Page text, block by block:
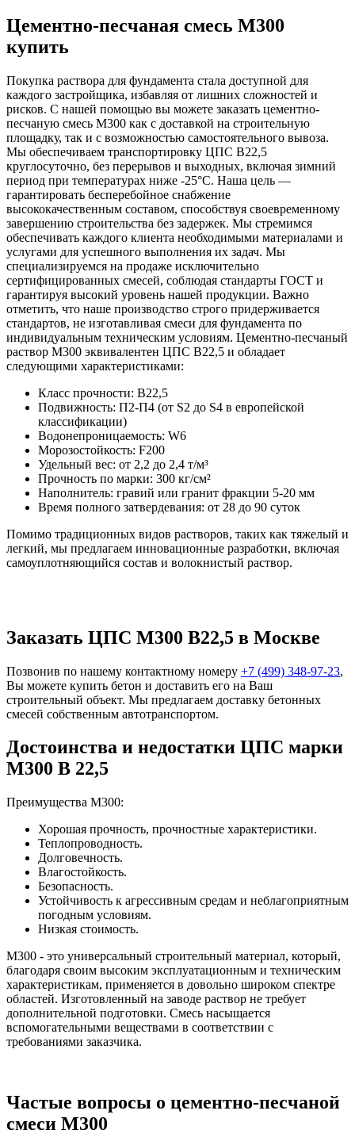
Цементно-песчаная смесь М300
купить
Покупка раствора для фундамента стала доступной для
каждого застройщика, избавляя от лишних сложностей и
рисков. С нашей помощью вы можете заказать цементно-
песчаную смесь М300 как с доставкой на строительную
площадку, так и с возможностью самостоятельного вывоза.
Мы обеспечиваем транспортировку ЦПС В22,5
круглосуточно, без перерывов и выходных, включая зимний
период при температурах ниже -25°C. Наша цель —
гарантировать бесперебойное снабжение
высококачественным составом, способствуя своевременному
завершению строительства без задержек. Мы стремимся
обеспечивать каждого клиента необходимыми материалами и
услугами для успешного выполнения их задач. Мы
специализируемся на продаже исключительно
сертифицированных смесей, соблюдая стандарты ГОСТ и
гарантируя высокий уровень нашей продукции. Важно
отметить, что наше производство строго придерживается
стандартов, не изготавливая смеси для фундамента по
индивидуальным техническим условиям. Цементно-песчаный
раствор М300 эквивалентен ЦПС В22,5 и обладает
следующими характеристиками:
Класс прочности: В22,5
Подвижность: П2-П4 (от S2 до S4 в европейской
классификации)
Водонепроницаемость: W6
Морозостойкость: F200
Удельный вес: от 2,2 до 2,4 т/м³
Прочность по марки: 300 кг/см²
Наполнитель: гравий или гранит фракции 5-20 мм
Время полного затвердевания: от 28 до 90 суток
Помимо традиционных видов растворов, таких как тяжелый и
легкий, мы предлагаем инновационные разработки, включая
самоуплотняющийся состав и волокнистый раствор.
Заказать ЦПС М300 В22,5 в Москве
Позвонив по нашему контактному номеру +7 (499) 348-97-23,
Вы можете купить бетон и доставить его на Ваш
строительный объект. Мы предлагаем доставку бетонных
смесей собственным автотранспортом.
Достоинства и недостатки ЦПС марки
М300 B 22,5
Преимущества M300:
Хорошая прочность, прочностные характеристики.
Теплопроводность.
Долговечность.
Влагостойкость.
Безопасность.
Устойчивость к агрессивным средам и неблагоприятным
погодным условиям.
Низкая стоимость.
М300 - это универсальный строительный материал, который,
благодаря своим высоким эксплуатационным и техническим
характеристикам, применяется в довольно широком спектре
областей. Изготовленный на заводе раствор не требует
дополнительной подготовки. Смесь насыщается
вспомогательными веществами в соответствии с
требованиями заказчика.
Частые вопросы о цементно-песчаной
смеси М300